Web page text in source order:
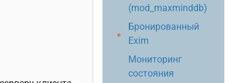
(mod_maxminddb)
Бронированный
Exim
Мониторинг
состояния